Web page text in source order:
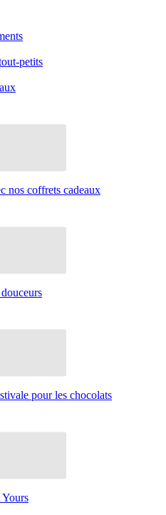
petits
nos coffrets cadeaux
pour les chocolats